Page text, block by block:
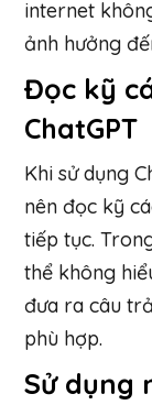
internet
ảnh hưởng
Đọc kỹ
ChatGPT
Khi sử dụng
nên đọc kỹ
tiếp tục.
thể không
đưa ra câu
phù hợp.
Sử dụng